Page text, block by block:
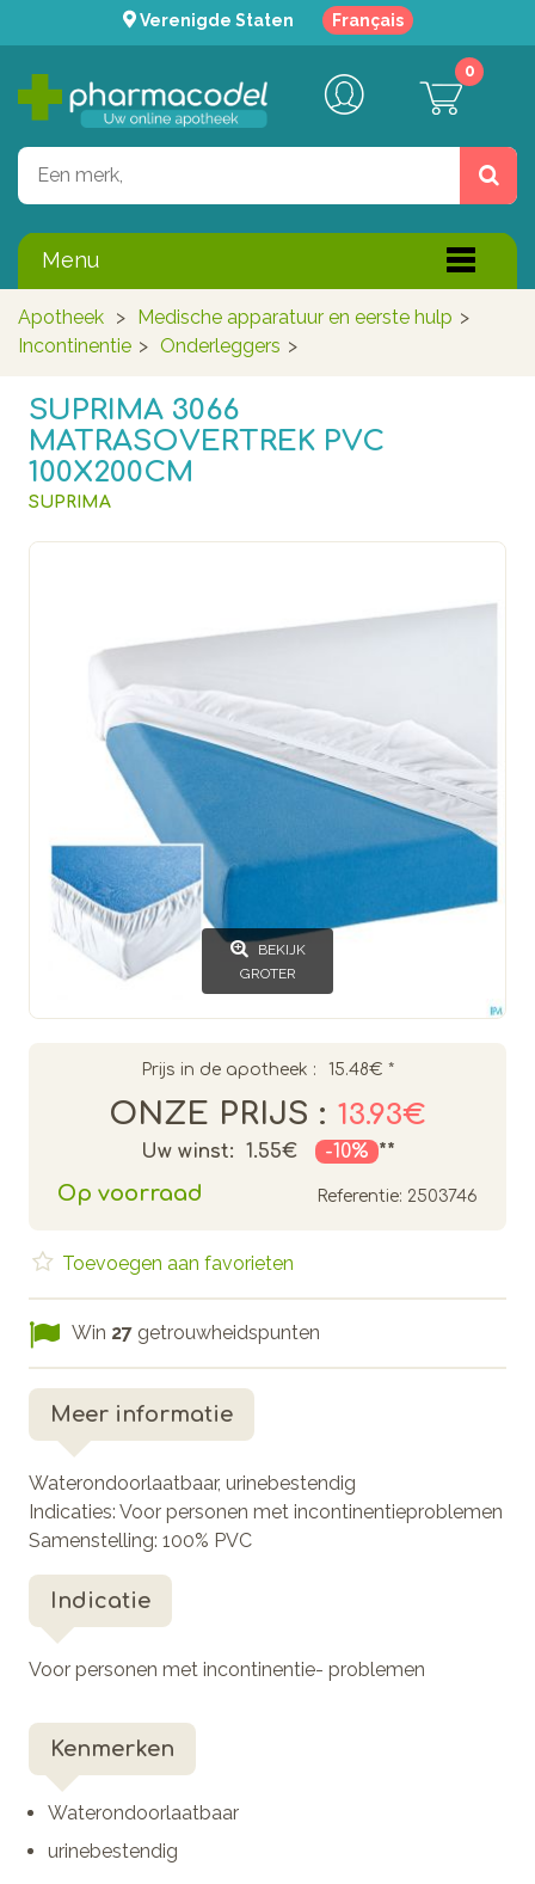
Verenigde Staten Français
0
Menu
Apotheek > Medische apparatuur en eerste hulp >
Incontinentie > Onderleggers >
SUPRIMA 3066
MATRASOVERTREK PVC
100X200CM
SUPRIMA
BEKIJK
GROTER
Prijs in de apotheek : 15.48€ *
ONZE PRIJS : 13.93€
Uw winst: 1.55€ -10% **
Op voorraad Referentie: 2503746
Toevoegen aan favorieten
Win 27 getrouwheidspunten
Meer informatie
Waterondoorlaatbaar, urinebestendig
Indicaties: Voor personen met incontinentieproblemen
Samenstelling: 100% PVC
Indicatie
Voor personen met incontinentie- problemen
Kenmerken
Waterondoorlaatbaar
urinebestendig